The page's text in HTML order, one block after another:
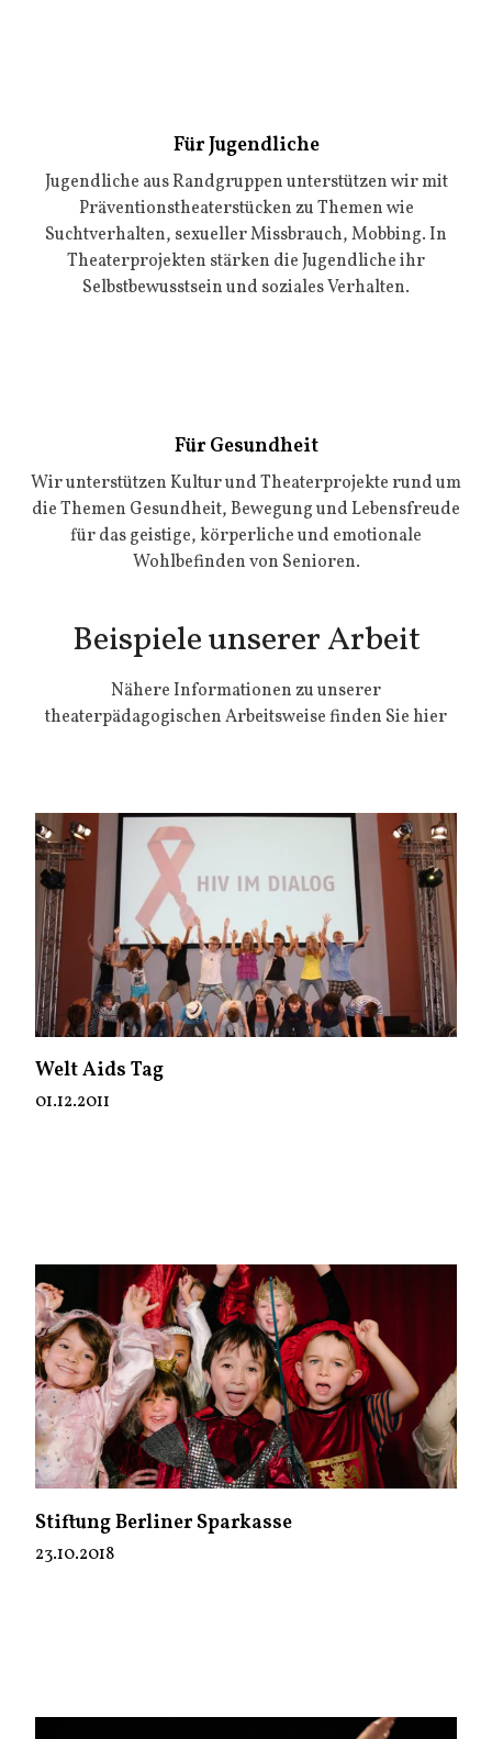
Für Jugendliche
Jugendliche aus Randgruppen unterstützen wir mit
Präventionstheaterstücken zu Themen wie
Suchtverhalten, sexueller Missbrauch, Mobbing. In
Theaterprojekten stärken die Jugendliche ihr
Selbstbewusstsein und soziales Verhalten.
Für Gesundheit
Wir unterstützen Kultur und Theaterprojekte rund um
die Themen Gesundheit, Bewegung und Lebensfreude
für das geistige, körperliche und emotionale
Wohlbefinden von Senioren.
Beispiele unserer Arbeit
Nähere Informationen zu unserer
theaterpädagogischen Arbeitsweise finden Sie hier
Welt Aids Tag
01.12.2011
Stiftung Berliner Sparkasse
23.10.2018